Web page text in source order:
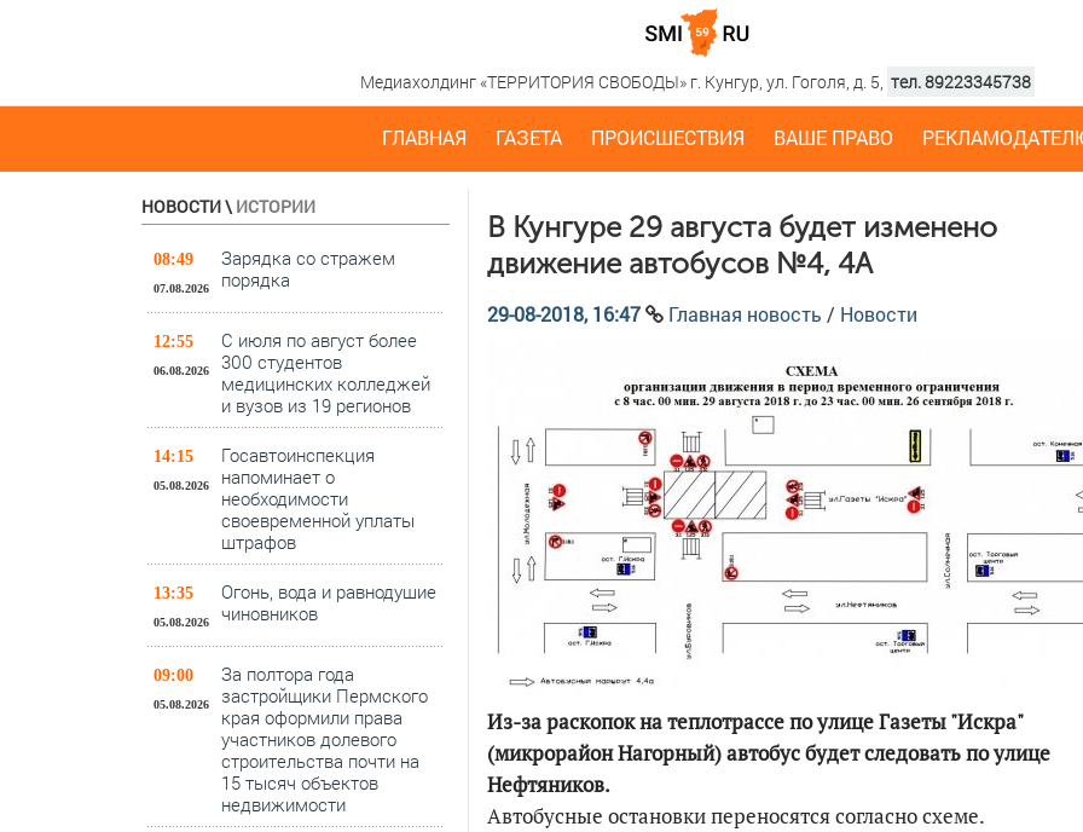
Медиахолдинг «ТЕРРИТОРИЯ СВОБОДЫ» г. Кунгур, ул. Гоголя, д. 5, тел. 89223345738
ГЛАВНАЯ ГАЗЕТА ПРОИСШЕСТВИЯ ВАШЕ ПРАВО
НОВОСТИ\ ИСТОРИИ
08:49
07.08.2026
Зарядка со стражем
порядка
12:55
06.08.2026
С июля по август более
300 студентов
медицинских колледжей
и вузов из 19 регионов
14:15
05.08.2026
Госавтоинспекция
напоминает о
необходимости
своевременной уплаты
штрафов
13:35
05.08.2026
Огонь, вода и равнодушие
чиновников
09:00
05.08.2026
За полтора года
застройщики Пермского
края оформили права
участников долевого
строительства почти на
15 тысяч объектов
недвижимости
В Кунгуре 29 августа будет изменено
движение автобусов №4, 4А
29-08-2018, 16:47 Главная новость / Новости
Из-за раскопок на теплотрассе по улице Газеты "Искра"
(микрорайон Нагорный) автобус будет следовать по улице
Нефтяников.
Автобусные остановки переносятся согласно схеме.
По итогам первой